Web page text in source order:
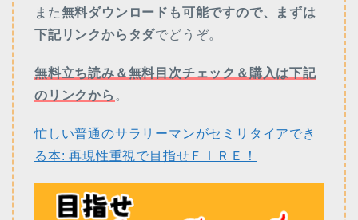
また無料ダウンロードも可能ですので、まずは
下記リンクからタダでどうぞ。
無料立ち読み＆無料目次チェック＆購入は下記
のリンクから 。
忙しい普通のサラリーマンがセミリタイアでき
る本: 再現性重視で目指せＦＩＲＥ！